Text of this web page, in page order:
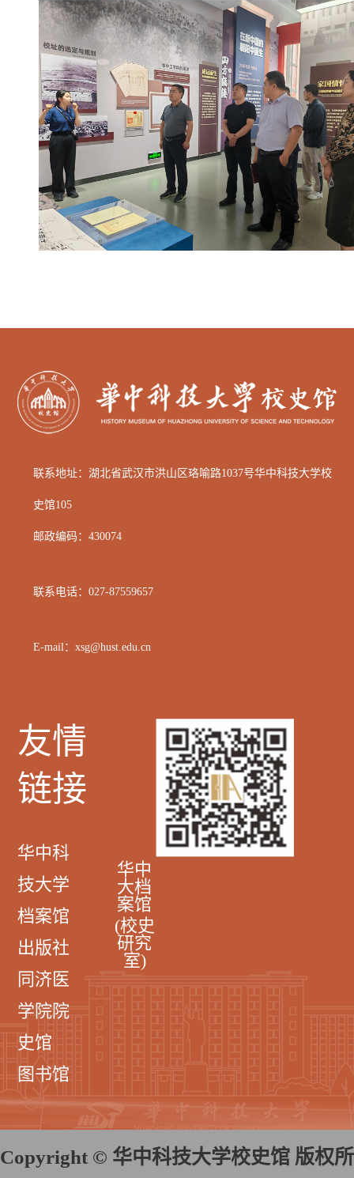
联系地址：湖北省武汉市洪山区珞喻路1037号华中科技大学校
史馆105
邮政编码：430074
联系电话：027-87559657
E-mail：xsg@hust.edu.cn
友情
链接
华中科
技大学
档案馆
出版社
同济医
学院院
史馆
图书馆
华中
大档
案馆
(校史
研究
室)
Copyright © 华中科技大学校史馆 版权所